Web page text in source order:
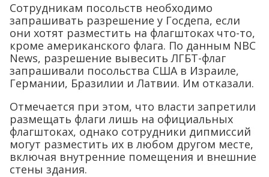
Сотрудникам посольств необходимо
запрашивать разрешение у Госдепа, если
они хотят разместить на флагштоках что-то,
кроме американского флага. По данным NBС
News, разрешение вывесить ЛГБТ-флаг
запрашивали посольства США в Израиле,
Германии, Бразилии и Латвии. Им отказали.
Отмечается при этом, что власти запретили
размещать флаги лишь на официальных
флагштоках, однако сотрудники дипмиссий
могут разместить их в любом другом месте,
включая внутренние помещения и внешние
стены здания.